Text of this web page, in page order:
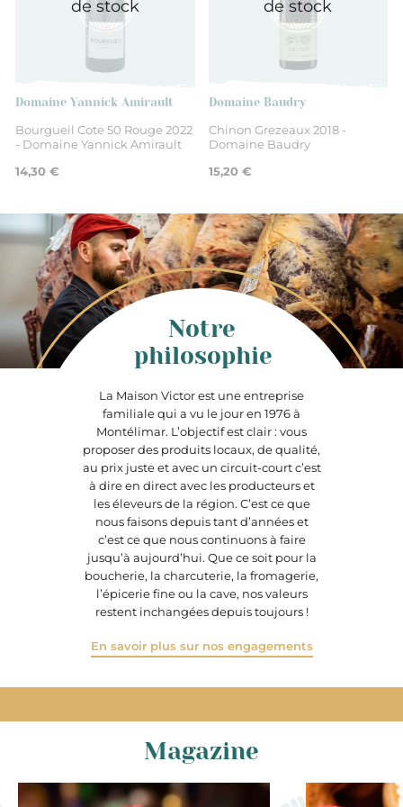
75 cl
2018
de stock
Domaine Yannick Amirault
Bourgueil Cote 50 Rouge 2022
- Domaine Yannick Amirault
14,30 €
de stock
Domaine Baudry
Chinon Grezeaux 2018 -
Domaine Baudry
15,20 €
La Maison Victor est une entreprise
familiale qui a vu le jour en 1976 à
Montélimar. L’objectif est clair : vous
proposer des produits locaux, de qualité,
au prix juste et avec un circuit-court c’est
à dire en direct avec les producteurs et
les éleveurs de la région. C’est ce que
nous faisons depuis tant d’années et
c’est ce que nous continuons à faire
jusqu’à aujourd’hui. Que ce soit pour la
boucherie, la charcuterie, la fromagerie,
l’épicerie fine ou la cave, nos valeurs
restent inchangées depuis toujours !
En savoir plus sur nos engagements
Notre
philosophie
Magazine